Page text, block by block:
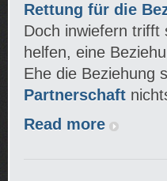
Rettung für die
Doch inwiefern trifft
helfen, eine
Ehe die Beziehung
Partnerschaft
Read more